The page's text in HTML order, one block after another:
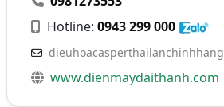
Hotline:0943 299 000
www.dienmaydaithanh.com